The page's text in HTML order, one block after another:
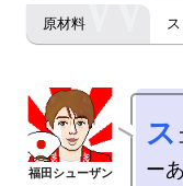
ス
ー